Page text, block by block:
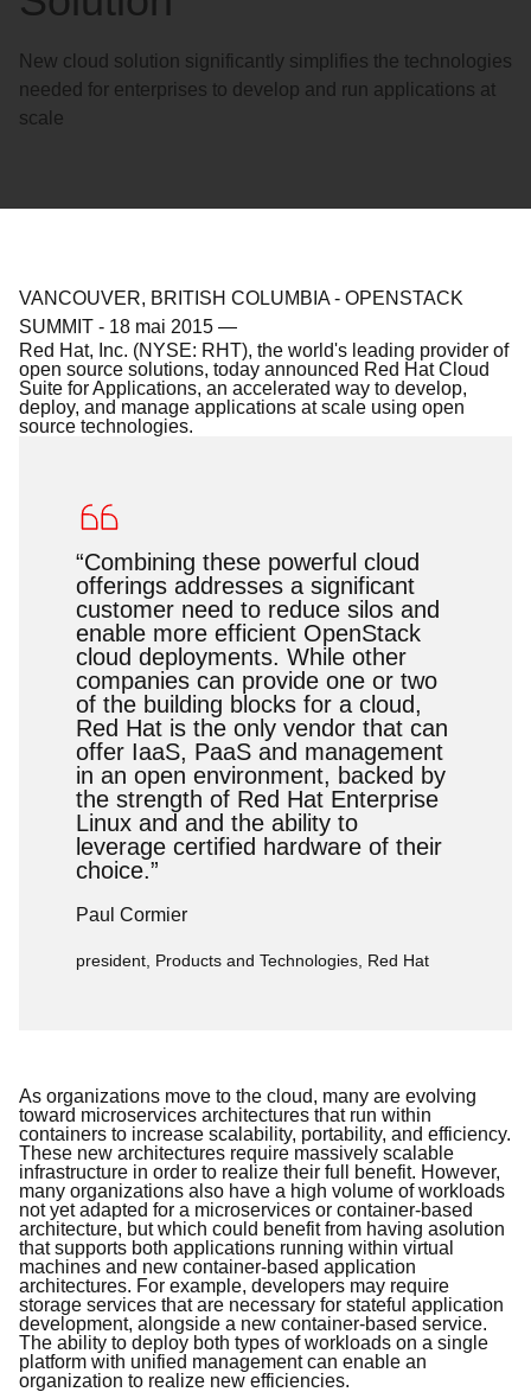
New cloud solution significantly simplifies the technologies
needed for enterprises to develop and run applications at
scale
VANCOUVER, BRITISH COLUMBIA - OPENSTACK
SUMMIT - 18 mai 2015 —
Red Hat, Inc. (NYSE: RHT), the world's leading provider of
open source solutions, today announced Red Hat Cloud
Suite for Applications, an accelerated way to develop,
deploy, and manage applications at scale using open
source technologies.
“Combining these powerful cloud
offerings addresses a significant
customer need to reduce silos and
enable more efficient OpenStack
cloud deployments. While other
companies can provide one or two
of the building blocks for a cloud,
Red Hat is the only vendor that can
offer IaaS, PaaS and management
in an open environment, backed by
the strength of Red Hat Enterprise
Linux and and the ability to
leverage certified hardware of their
choice.”
Paul Cormier
president, Products and Technologies, Red Hat
As organizations move to the cloud, many are evolving
toward microservices architectures that run within
containers to increase scalability, portability, and efficiency.
These new architectures require massively scalable
infrastructure in order to realize their full benefit. However,
many organizations also have a high volume of workloads
not yet adapted for a microservices or container-based
architecture, but which could benefit from having asolution
that supports both applications running within virtual
machines and new container-based application
architectures. For example, developers may require
storage services that are necessary for stateful application
development, alongside a new container-based service.
The ability to deploy both types of workloads on a single
platform with unified management can enable an
organization to realize new efficiencies.